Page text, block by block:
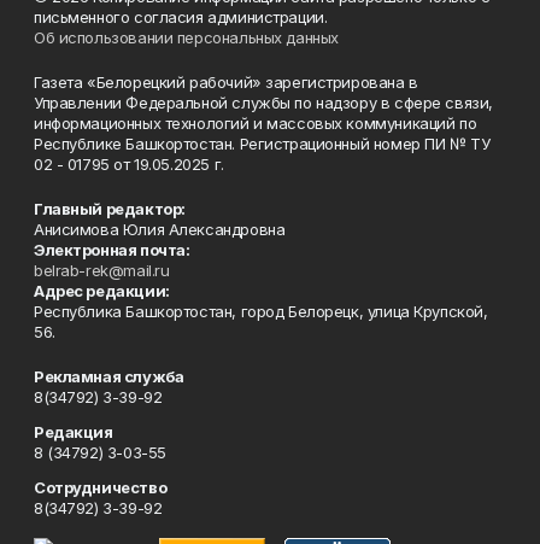
письменного согласия администрации.
Об использовании персональных данных
Газета «Белорецкий рабочий» зарегистрирована в
Управлении Федеральной службы по надзору в сфере связи,
информационных технологий и массовых коммуникаций по
Республике Башкортостан. Регистрационный номер ПИ № ТУ
02 - 01795 от 19.05.2025 г.
Главный редактор:
Анисимова Юлия Александровна
Электронная почта:
belrab-rek@mail.ru
Адрес редакции:
Республика Башкортостан, город Белорецк, улица Крупской,
56.
Рекламная служба
8(34792) 3-39-92
Редакция
8 (34792) 3-03-55
Сотрудничество
8(34792) 3-39-92